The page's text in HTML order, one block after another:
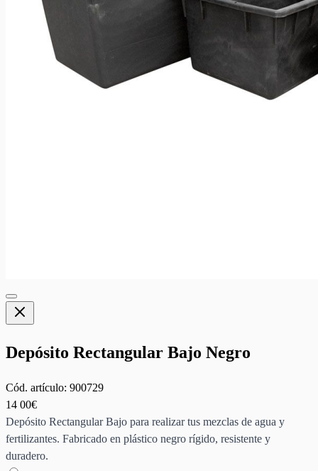
Depósito Rectangular Bajo Negro
Cód. artículo: 900729
14 00€
Depósito Rectangular Bajo para realizar tus mezclas de agua y
fertilizantes. Fabricado en plástico negro rígido, resistente y
duradero.